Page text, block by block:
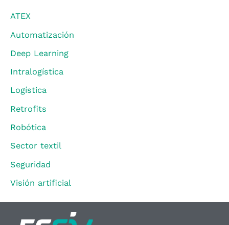
ATEX
Automatización
Deep Learning
Intralogística
Logística
Retrofits
Robótica
Sector textil
Seguridad
Visión artificial